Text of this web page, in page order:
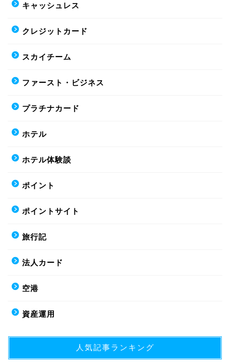
キャッシュレス
クレジットカード
スカイチーム
ファースト・ビジネス
プラチナカード
ホテル
ホテル体験談
ポイント
ポイントサイト
旅行記
法人カード
空港
資産運用
人気記事ランキング